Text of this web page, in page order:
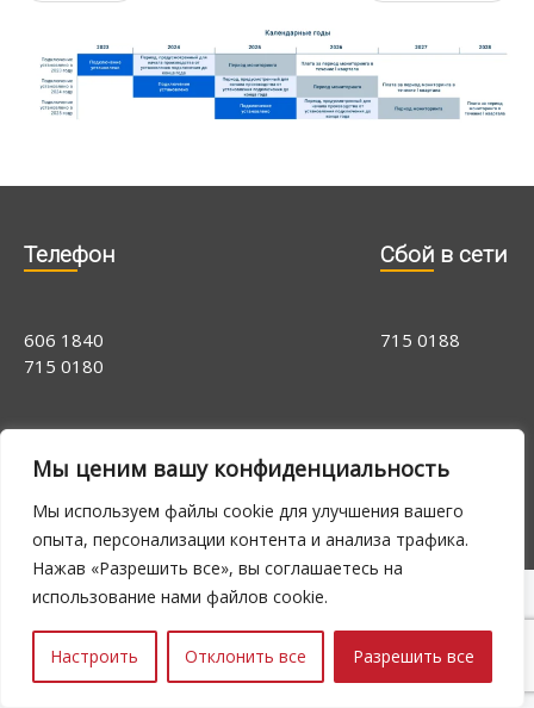
Мы ценим вашу конфиденциальность
Мы используем файлы cookie для улучшения вашего
опыта, персонализации контента и анализа трафика.
Нажав «Разрешить все», вы соглашаетесь на
использование нами файлов cookie.
Настроить Отклонить все Разрешить все
Телефон Cбой в сети
606 1840
715 0180
715 0188
E-N 9.00 -
16.00, R 9.00 -
14.00